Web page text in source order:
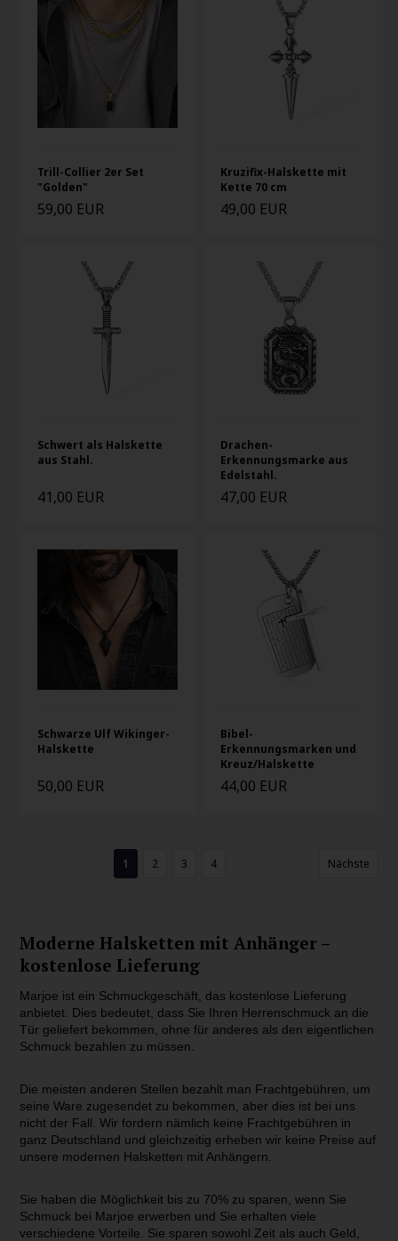
Trill-Collier 2er Set
"Golden"
59,00 EUR
Kruzifix-Halskette mit
Kette 70 cm
49,00 EUR
Schwert als Halskette
aus Stahl.
41,00 EUR
Drachen-
Erkennungsmarke aus
Edelstahl.
47,00 EUR
Schwarze Ulf Wikinger-
Halskette
50,00 EUR
Bibel-
Erkennungsmarken und
Kreuz/Halskette
44,00 EUR
1 2 3 4 Nächste
Moderne Halsketten mit Anhänger –
kostenlose Lieferung
Marjoe ist ein Schmuckgeschäft, das kostenlose Lieferung
anbietet. Dies bedeutet, dass Sie Ihren Herrenschmuck an die
Tür geliefert bekommen, ohne für anderes als den eigentlichen
Schmuck bezahlen zu müssen.
Die meisten anderen Stellen bezahlt man Frachtgebühren, um
seine Ware zugesendet zu bekommen, aber dies ist bei uns
nicht der Fall. Wir fordern nämlich keine Frachtgebühren in
ganz Deutschland und gleichzeitig erheben wir keine Preise auf
unsere modernen Halsketten mit Anhängern.
Sie haben die Möglichkeit bis zu 70% zu sparen, wenn Sie
Schmuck bei Marjoe erwerben und Sie erhalten viele
verschiedene Vorteile. Sie sparen sowohl Zeit als auch Geld,